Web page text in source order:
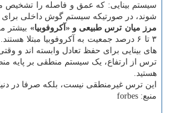
سیستم بینایی: که عمق و فاصله را تشخیص
شوند، در صورتیکه سیستم گوش داخلی برای
مرز میان ترس طبیعی و «آکروفوبیا»
۳ تا ۶ درصد جمعیت به آکروفوبیا
های بینایی برای حفظ تعادل وابسته اند و
ترس از ارتفاع، یک سیستم منطقی بر پایه
هستید.
این ترس غیرمنطقی نیست، بلکه صرفا در
منبع: forbes